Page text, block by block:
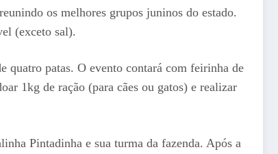
os melhores grupos juninos do estado.
(exceto sal).
quatro patas. O evento contará com feirinha de
1kg de ração (para cães ou gatos) e realizar
Pintadinha e sua turma da fazenda. Após a